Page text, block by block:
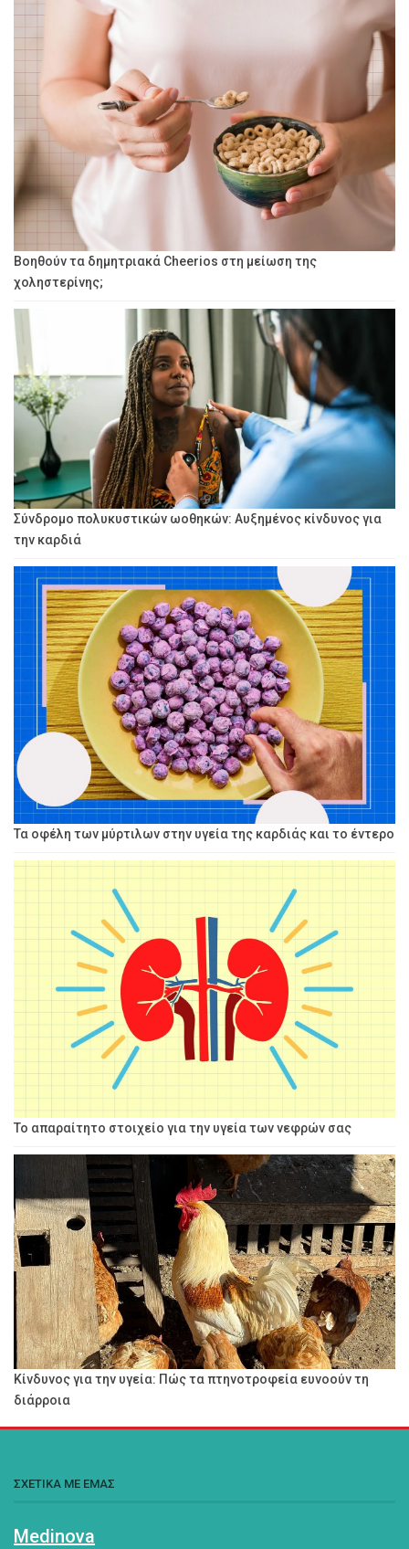
Βοηθούν τα δημητριακά Cheerios στη μείωση της
χοληστερίνης;
Σύνδρομο πολυκυστικών ωοθηκών: Αυξημένος κίνδυνος για
την καρδιά
Τα οφέλη των μύρτιλων στην υγεία της καρδιάς και το έντερο
Το απαραίτητο στοιχείο για την υγεία των νεφρών σας
Κίνδυνος για την υγεία: Πώς τα πτηνοτροφεία ευνοούν τη
διάρροια
ΣΧΕΤΙΚΑ ΜΕ ΕΜΑΣ
Medinova